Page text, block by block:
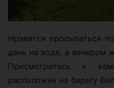
Нравится просыпаться
день на воде, а вечером
Присмотритесь к
расположен на берегу